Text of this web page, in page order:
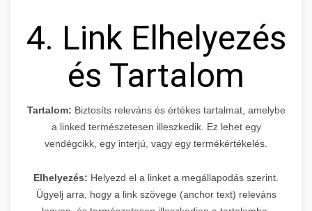
4. Link Elhelyezés
és Tartalom
Tartalom: Biztosíts releváns és értékes tartalmat, amelybe
a linked természetesen illeszkedik. Ez lehet egy
vendégcikk, egy interjú, vagy egy termékértékelés.
Elhelyezés: Helyezd el a linket a megállapodás szerint.
Ügyelj arra, hogy a link szövege (anchor text) releváns